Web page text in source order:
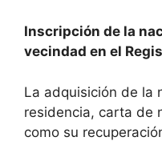
Inscripción de la
vecindad en el
La adquisición de la
residencia, carta de
como su